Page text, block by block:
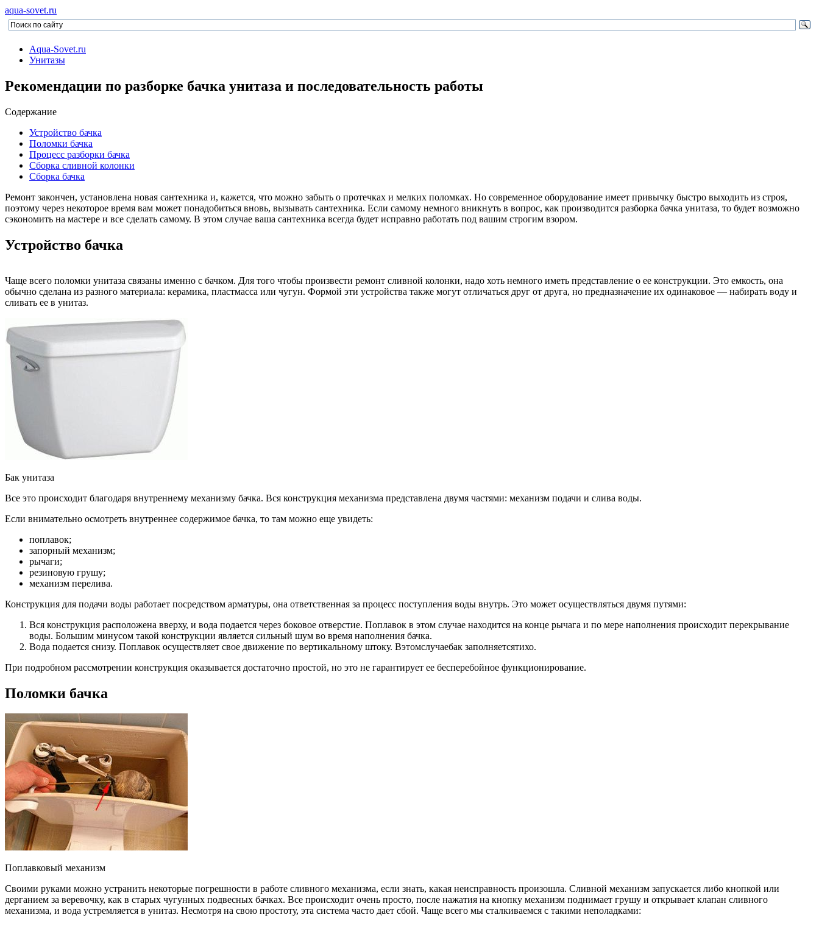
aqua-sovet.ru
Aqua-Sovet.ru
Унитазы
Рекомендации по разборке бачка унитаза и последовательность работы
Содержание
Устройство бачка
Поломки бачка
Процесс разборки бачка
Сборка сливной колонки
Сборка бачка
Ремонт закончен, установлена новая сантехника и, кажется, что можно забыть о протечках и мелких поломках. Но современное оборудование имеет привычку быстро выходить из строя,
поэтому через некоторое время вам может понадобиться вновь, вызывать сантехника. Если самому немного вникнуть в вопрос, как производится разборка бачка унитаза, то будет возможно
сэкономить на мастере и все сделать самому. В этом случае ваша сантехника всегда будет исправно работать под вашим строгим взором.
Устройство бачка
Чаще всего поломки унитаза связаны именно с бачком. Для того чтобы произвести ремонт сливной колонки, надо хоть немного иметь представление о ее конструкции. Это емкость, она
обычно сделана из разного материала: керамика, пластмасса или чугун. Формой эти устройства также могут отличаться друг от друга, но предназначение их одинаковое — набирать воду и
сливать ее в унитаз.
Бак унитаза
Все это происходит благодаря внутреннему механизму бачка. Вся конструкция механизма представлена двумя частями: механизм подачи и слива воды.
Если внимательно осмотреть внутреннее содержимое бачка, то там можно еще увидеть:
поплавок;
запорный механизм;
рычаги;
резиновую грушу;
механизм перелива.
Конструкция для подачи воды работает посредством арматуры, она ответственная за процесс поступления воды внутрь. Это может осуществляться двумя путями:
Вся конструкция расположена вверху, и вода подается через боковое отверстие. Поплавок в этом случае находится на конце рычага и по мере наполнения происходит перекрывание
воды. Большим минусом такой конструкции является сильный шум во время наполнения бачка.
Вода подается снизу. Поплавок осуществляет свое движение по вертикальному штоку. Вэтомслучаебак заполняетсятихо.
При подробном рассмотрении конструкция оказывается достаточно простой, но это не гарантирует ее бесперебойное функционирование.
Поломки бачка
Поплавковый механизм
Своими руками можно устранить некоторые погрешности в работе сливного механизма, если знать, какая неисправность произошла. Сливной механизм запускается либо кнопкой или
дерганием за веревочку, как в старых чугунных подвесных бачках. Все происходит очень просто, после нажатия на кнопку механизм поднимает грушу и открывает клапан сливного
механизма, и вода устремляется в унитаз. Несмотря на свою простоту, эта система часто дает сбой. Чаще всего мы сталкиваемся с такими неполадками: